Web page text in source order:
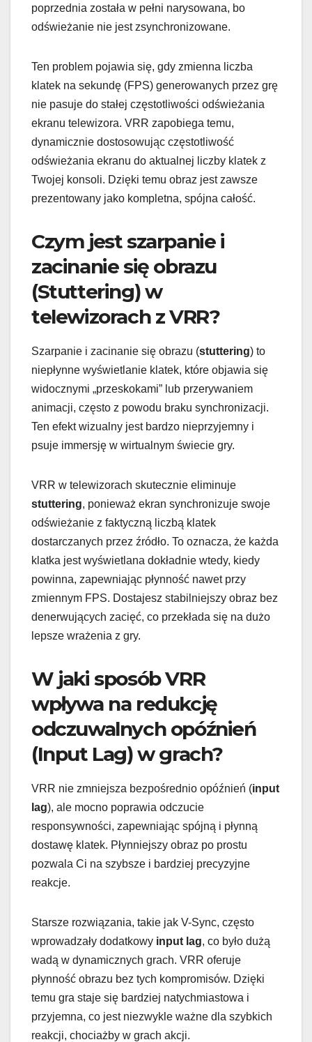
poprzednia została w pełni narysowana, bo
odświeżanie nie jest zsynchronizowane.
Ten problem pojawia się, gdy zmienna liczba
klatek na sekundę (FPS) generowanych przez grę
nie pasuje do stałej częstotliwości odświeżania
ekranu telewizora. VRR zapobiega temu,
dynamicznie dostosowując częstotliwość
odświeżania ekranu do aktualnej liczby klatek z
Twojej konsoli. Dzięki temu obraz jest zawsze
prezentowany jako kompletna, spójna całość.
Czym jest szarpanie i
zacinanie się obrazu
(Stuttering) w
telewizorach z VRR?
Szarpanie i zacinanie się obrazu (stuttering) to
niepłynne wyświetlanie klatek, które objawia się
widocznymi „przeskokami” lub przerywaniem
animacji, często z powodu braku synchronizacji.
Ten efekt wizualny jest bardzo nieprzyjemny i
psuje immersję w wirtualnym świecie gry.
VRR w telewizorach skutecznie eliminuje
stuttering, ponieważ ekran synchronizuje swoje
odświeżanie z faktyczną liczbą klatek
dostarczanych przez źródło. To oznacza, że każda
klatka jest wyświetlana dokładnie wtedy, kiedy
powinna, zapewniając płynność nawet przy
zmiennym FPS. Dostajesz stabilniejszy obraz bez
denerwujących zacięć, co przekłada się na dużo
lepsze wrażenia z gry.
W jaki sposób VRR
wpływa na redukcję
odczuwalnych opóźnień
(Input Lag) w grach?
VRR nie zmniejsza bezpośrednio opóźnień (input
lag), ale mocno poprawia odczucie
responsywności, zapewniając spójną i płynną
dostawę klatek. Płynniejszy obraz po prostu
pozwala Ci na szybsze i bardziej precyzyjne
reakcje.
Starsze rozwiązania, takie jak V-Sync, często
wprowadzały dodatkowy input lag, co było dużą
wadą w dynamicznych grach. VRR oferuje
płynność obrazu bez tych kompromisów. Dzięki
temu gra staje się bardziej natychmiastowa i
przyjemna, co jest niezwykle ważne dla szybkich
reakcji, chociażby w grach akcji.